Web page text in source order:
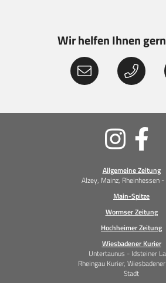
Wir helfen Ihnen
Allgemeine Zeitung
Alzey, Mainz, Rheinhessen -
Main-Spitze
Wormser Zeitung
Hochheimer Zeitung
Wiesbadener Kurier
Untertaunus - Idsteiner
Rheingau Kurier,
Stadt
Soziale
Medien